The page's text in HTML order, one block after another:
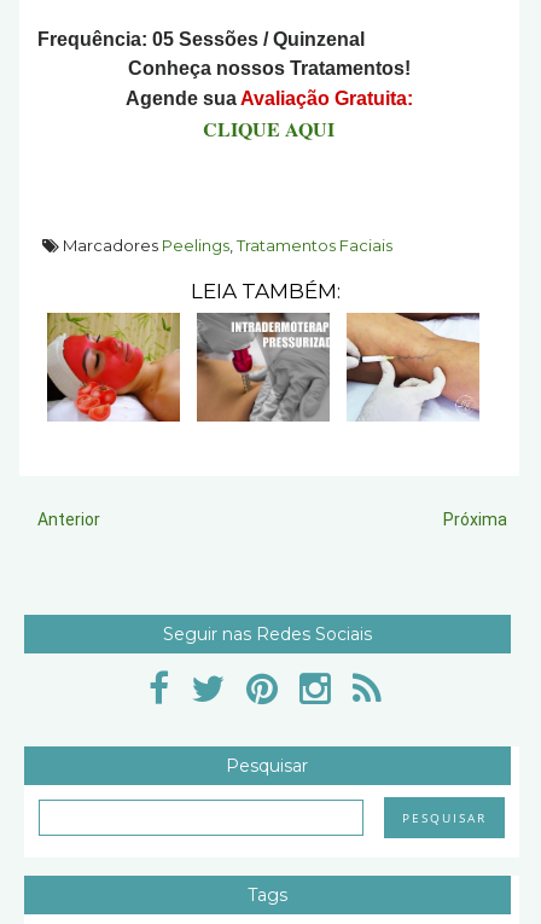
Frequência: 05 Sessões / Quinzenal
Conheça nossos Tratamentos!
Agende suaAvaliação Gratuita:
CLIQUE AQUI
Marcadores Peelings,Tratamentos Faciais
LEIA TAMBÉM:
Anterior Próxima
Seguir nas Redes Sociais
Pesquisar
Tags